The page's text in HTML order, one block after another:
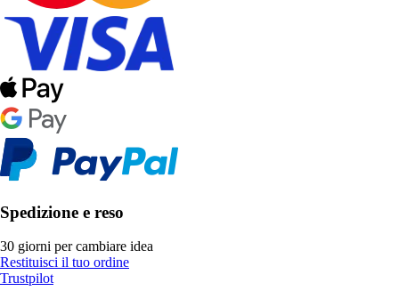
Spedizione e reso
30 giorni per cambiare idea
Restituisci il tuo ordine
Trustpilot